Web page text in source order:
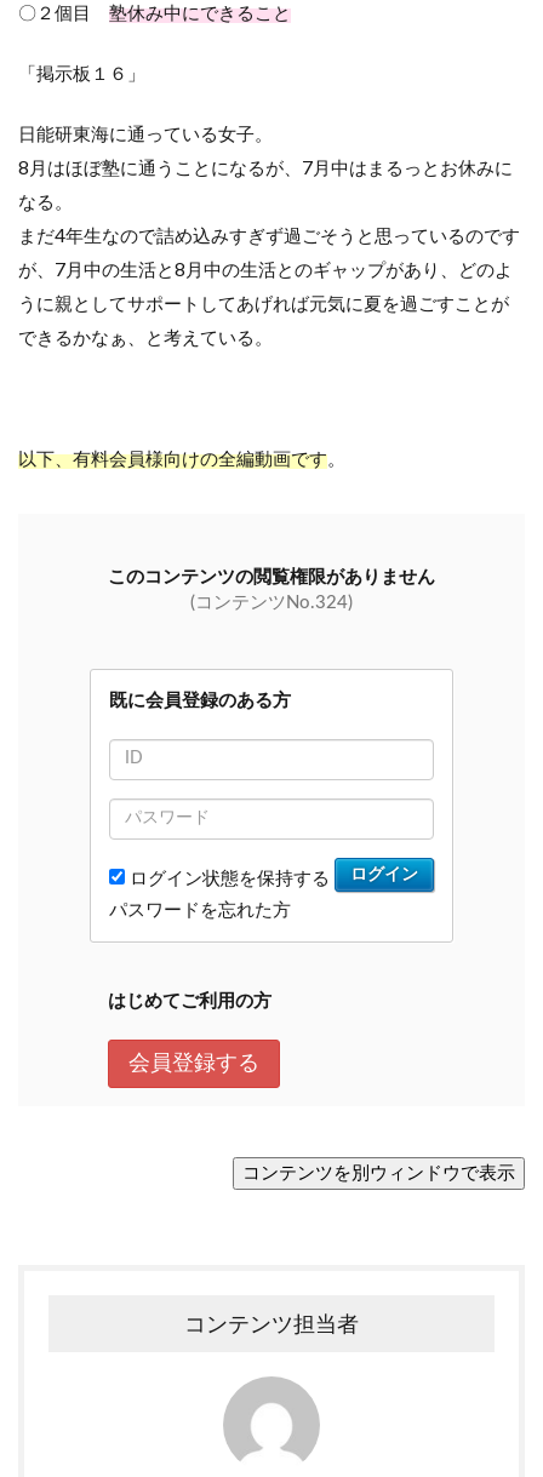
〇２個目 塾休み中にできること
「掲示板１６」
日能研東海に通っている女子。
8月はほぼ塾に通うことになるが、 7月中はまるっとお休みに
なる。
まだ4年生なので詰め込みすぎず過ごそうと思っているのです
が、 7月中の生活と8 月中の生活とのギャップがあり、どのよ
うに親としてサポートしてあげれば元気に夏を過ごすことが
できるかなぁ、と考えている。
以下、有料会員様向けの全編動画です。
コンテンツ担当者